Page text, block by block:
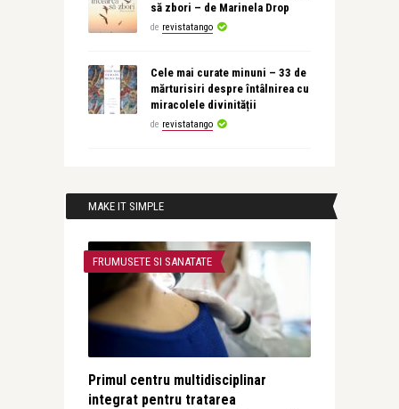
să zbori – de Marinela Drop
de revistatango
Cele mai curate minuni – 33 de
mărturisiri despre întâlnirea cu
miracolele divinității
de revistatango
MAKE IT SIMPLE
FRUMUSETE SI SANATATE
Primul centru multidisciplinar
integrat pentru tratarea